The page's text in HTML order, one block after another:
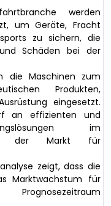
werden
um Geräte, Fracht
zu sichern, die
Schäden bei der
die Maschinen zum
Produkten,
eingesetzt.
an effizienten und
im
der Markt für
zeigt, dass die
Marktwachstum für